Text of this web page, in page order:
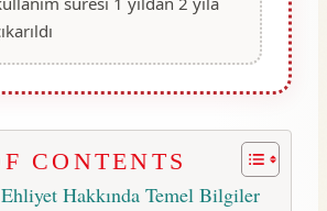
CONTENTS
Hakkında Temel Bilgiler